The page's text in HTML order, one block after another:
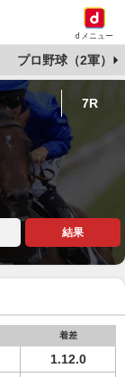
dメニュー
プロ野球（2軍）
7R
結果
着差
1.12.0